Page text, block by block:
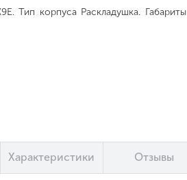
Тип корпуса Раскладушка. Габариты
Характеристики Отзывы